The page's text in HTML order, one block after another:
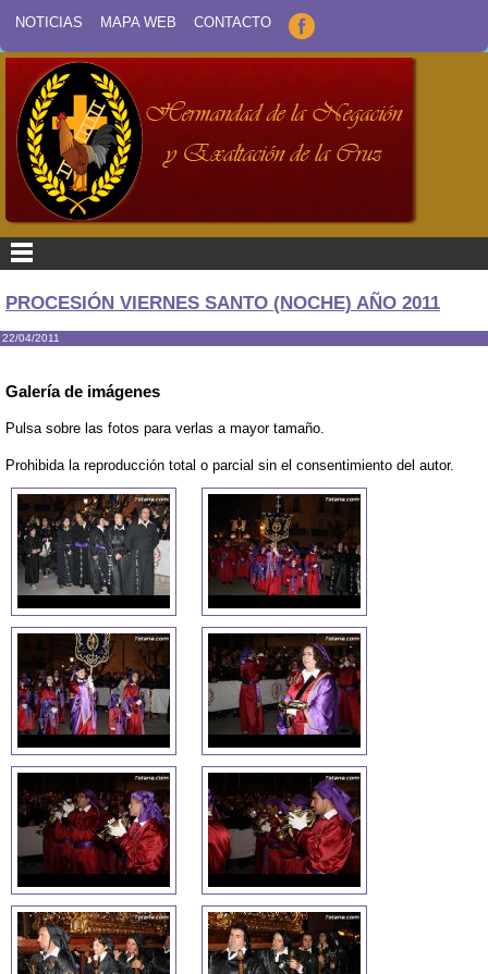
NOTICIAS MAPA WEB CONTACTO
PROCESIÓN VIERNES SANTO (NOCHE) AÑO 2011
22/04/2011
Galería de imágenes
Pulsa sobre las fotos para verlas a mayor tamaño.
Prohibida la reproducción total o parcial sin el consentimiento del autor.